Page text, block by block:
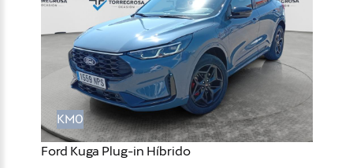
KM0
Ford Kuga Plug-in Híbrido